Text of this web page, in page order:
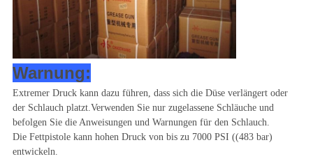
Warnung:
Extremer Druck kann dazu führen, dass sich die Düse verlängert oder
der Schlauch platzt.Verwenden Sie nur zugelassene Schläuche und
befolgen Sie die Anweisungen und Warnungen für den Schlauch.
Die Fettpistole kann hohen Druck von bis zu 7000 PSI ((483 bar)
entwickeln.